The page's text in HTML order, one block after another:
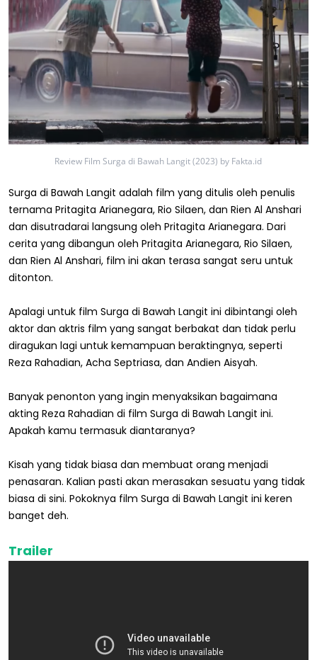
Review Film Surga di Bawah Langit (2023) by Fakta.id
Surga di Bawah Langit adalah film yang ditulis oleh penulis
ternama Pritagita Arianegara, Rio Silaen, dan Rien Al Anshari
dan disutradarai langsung oleh Pritagita Arianegara. Dari
cerita yang dibangun oleh Pritagita Arianegara, Rio Silaen,
dan Rien Al Anshari, film ini akan terasa sangat seru untuk
ditonton.
Apalagi untuk film Surga di Bawah Langit ini dibintangi oleh
aktor dan aktris film yang sangat berbakat dan tidak perlu
diragukan lagi untuk kemampuan beraktingnya, seperti
Reza Rahadian, Acha Septriasa, dan Andien Aisyah.
Banyak penonton yang ingin menyaksikan bagaimana
akting Reza Rahadian di film Surga di Bawah Langit ini.
Apakah kamu termasuk diantaranya?
Kisah yang tidak biasa dan membuat orang menjadi
penasaran. Kalian pasti akan merasakan sesuatu yang tidak
biasa di sini. Pokoknya film Surga di Bawah Langit ini keren
banget deh.
Trailer